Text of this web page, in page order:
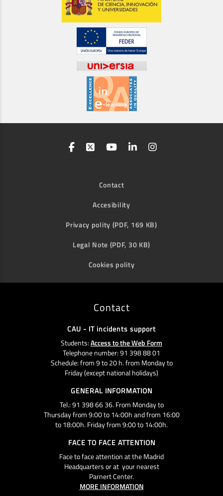
Contact
Accesibility
Privacy polity (PDF, 169 KB)
Legal Note (PDF, 30 KB)
Cookies polity
Contact
CAU - IT incidents support
Students:Access to the Web Form
Telephone number: 91 398 88 01
Schedule: from 9 to 20 h. from Monday to
Friday (except national holidays)
GENERAL INFORMATION
Tel.: 91 398 66 36. From Monday to
Thursday from 9:00 to 14:00h and from 16:00
to 18:00h. Friday from 9:00 to 14:00h.
FACE TO FACE ATTENTION
Face to face attention at the Madrid
Headquarters or at your nearest
Parnert Center.
MORE INFORMATION